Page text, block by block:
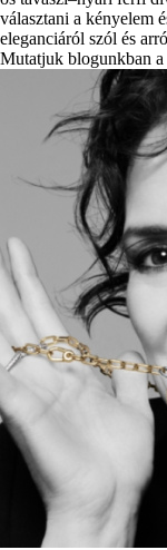
választani a kényelem
eleganciáról szól és
Mutatjuk blogunkban